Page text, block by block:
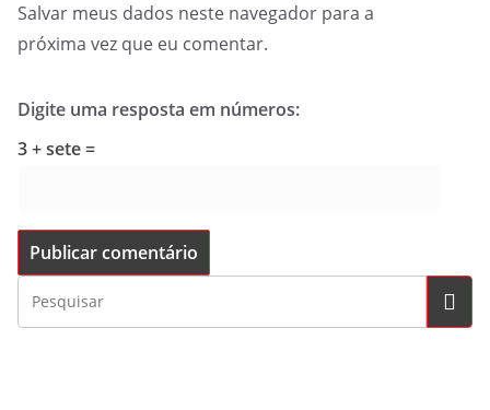
Salvar meus dados neste navegador para a
próxima vez que eu comentar.
Digite uma resposta em números:
3 + sete =